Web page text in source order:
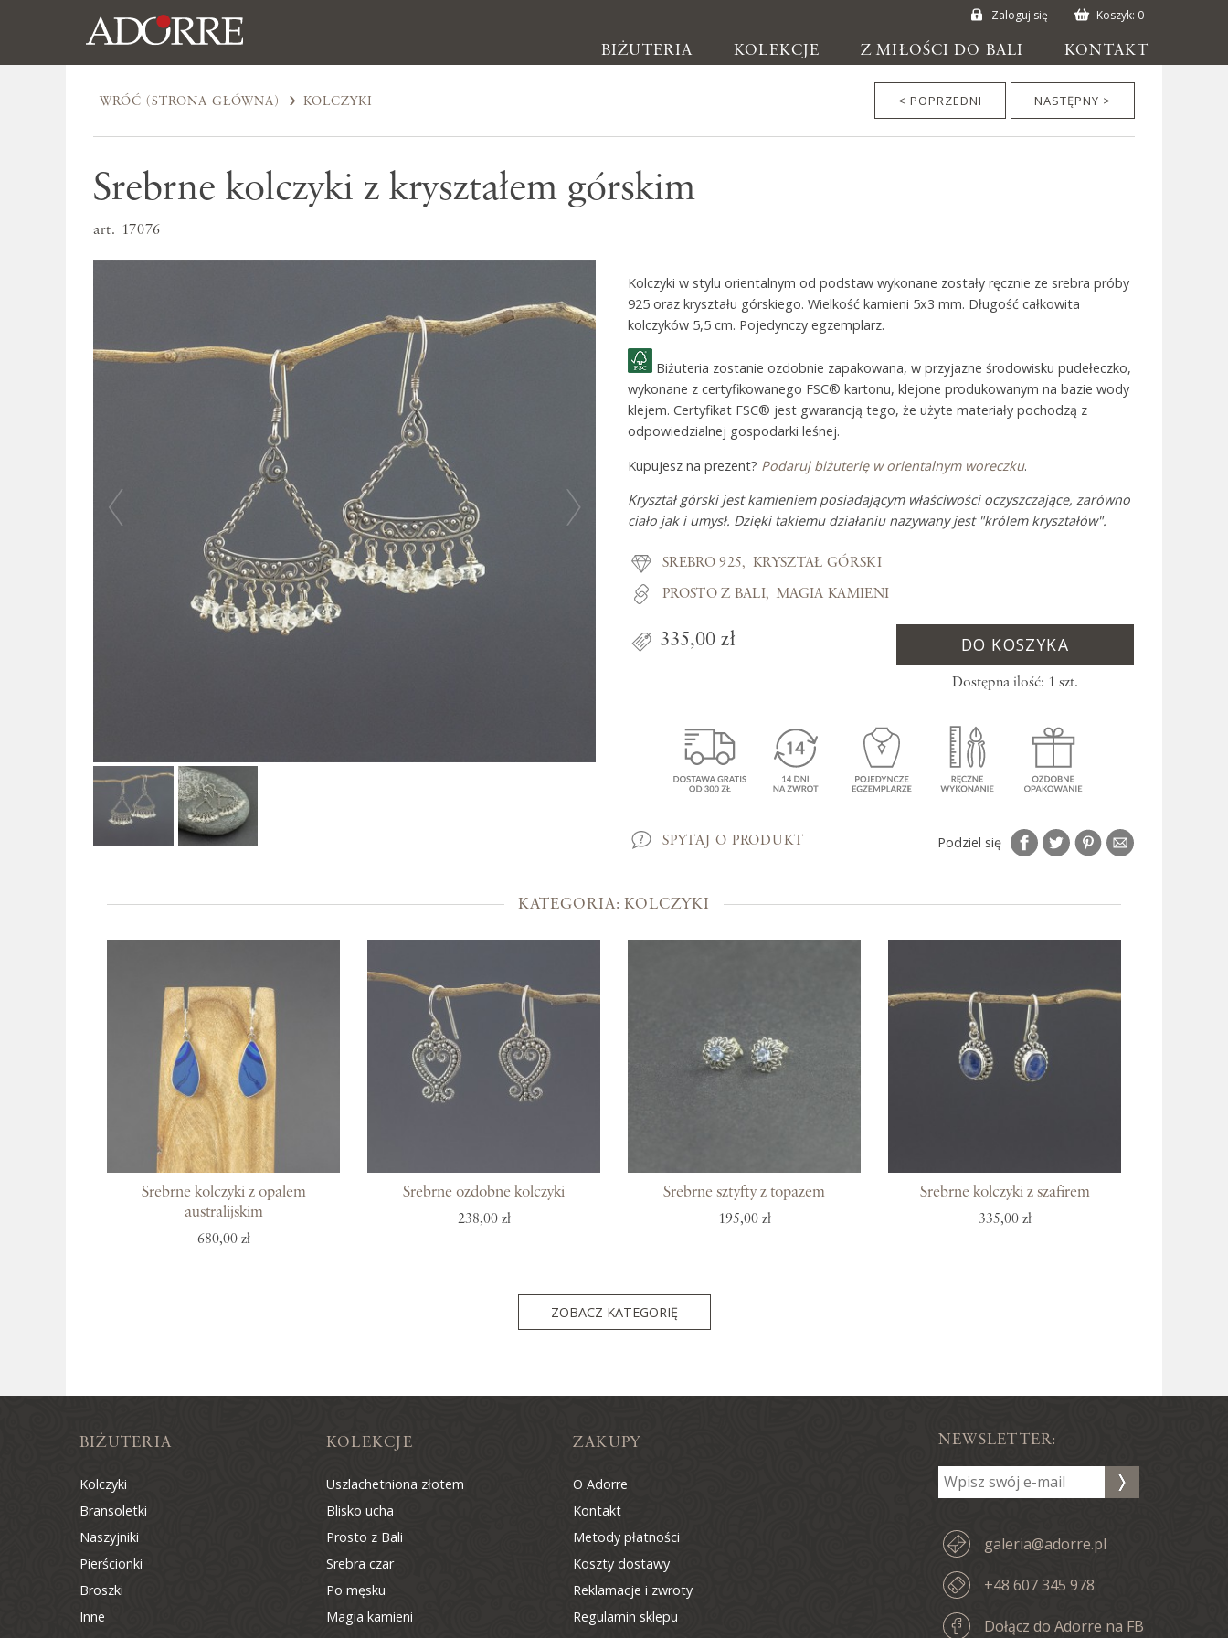
Zaloguj się Koszyk: 0
BIŻUTERIA KOLEKCJE Z MIŁOŚCI DO BALI KONTAKT
Biżuteria
Kolczyki
Pierścionki
Broszki
Inne
Z miłości do Bali
Jak to się zaczęło?
Wyspa pełna inspiracji
Kolekcje
Po męsku
Woreczki na biżuterię
WRÓĆ (STRONA GŁÓWNA) KOLCZYKI < POPRZEDNI NASTĘPNY >
Srebrne kolczyki z kryształem górskim
art. 17076
Kolczyki w stylu orientalnym od podstaw wykonane zostały ręcznie ze srebra próby
925 oraz kryształu górskiego. Wielkość kamieni 5x3 mm. Długość całkowita
kolczyków 5,5 cm. Pojedynczy egzemplarz.
Biżuteria zostanie ozdobnie zapakowana, w przyjazne środowisku pudełeczko,
wykonane z certyfikowanego FSC® kartonu, klejone produkowanym na bazie wody
klejem. Certyfikat FSC® jest gwarancją tego, że użyte materiały pochodzą z
odpowiedzialnej gospodarki leśnej.
Kupujesz na prezent? Podaruj biżuterię w orientalnym woreczku.
Kryształ górski jest kamieniem posiadającym właściwości oczyszczające, zarówno
ciało jak i umysł. Dzięki takiemu działaniu nazywany jest "królem kryształów".
SREBRO 925 KRYSZTAŁ GÓRSKI
PROSTO Z BALI MAGIA KAMIENI
335,00 zł DO KOSZYKA
Dostępna ilość: 1 szt.
SPYTAJ O PRODUKT Podziel się
KATEGORIA: KOLCZYKI
Srebrne kolczyki z opalem
australijskim
680,00 zł
Srebrne ozdobne kolczyki
238,00 zł
Srebrne sztyfty z topazem
195,00 zł
Srebrne kolczyki z szafirem
335,00 zł
ZOBACZ KATEGORIĘ
NEWSLETTER:
galeria@adorre.pl
+48 607 345 978
Dołącz do Adorre na FB
BIŻUTERIA
Kolczyki
Bransoletki
Naszyjniki
Pierścionki
Broszki
Inne
KOLEKCJE
Uszlachetniona złotem
Blisko ucha
Prosto z Bali
Srebra czar
Po męsku
Magia kamieni
ZAKUPY
O Adorre
Kontakt
Metody płatności
Koszty dostawy
Reklamacje i zwroty
Regulamin sklepu